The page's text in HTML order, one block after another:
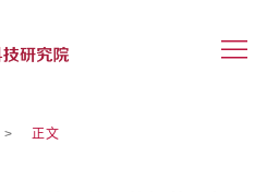
正文